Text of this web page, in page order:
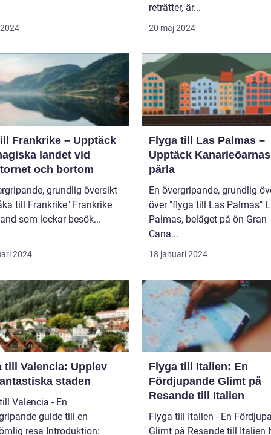
reträtter, är...
20 maj 2024
Frankrike – Upptäck
landet vid
och bortom
grundlig översikt
till Frankrike" Frankrike
som lockar besök...
2024
Flyga till Las Palmas –
Upptäck Kanarieöarnas
pärla
En övergripande, grundlig
över "flyga till Las Palmas" Las
Palmas, beläget på ön Gran
Cana...
18 januari 2024
till Valencia: Upplev
staden
Valencia - En
guide till en
Introduktion:
Flyga till Italien: En
Fördjupande Glimt på
Resande till Italien
Flyga till Italien - En
Glimt på Resande till Italien Italien